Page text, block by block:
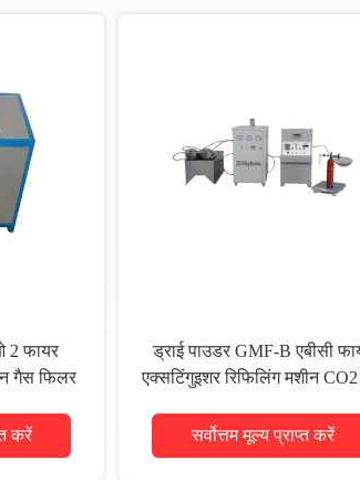
2 फायर
गैस फिलर
करें
ड्राई पाउडर GMF-B एबीसी
एक्सटिंगुइशर रिफिलिंग मशीन
सर्वोत्तम मूल्य प्राप्त करें